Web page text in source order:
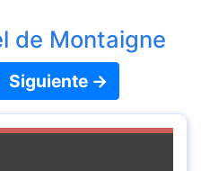
de Montaigne
Siguiente →